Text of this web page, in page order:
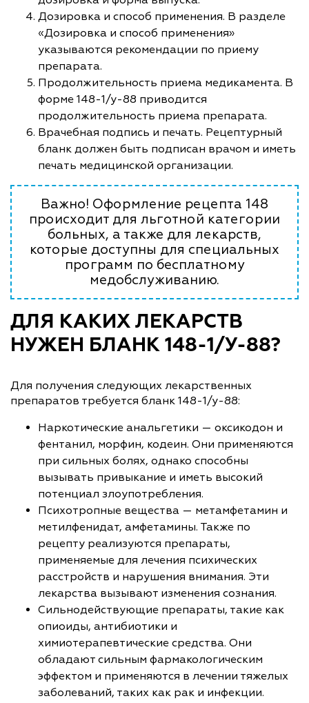
Дозировка и способ применения. В разделе
«Дозировка и способ применения»
указываются рекомендации по приему
препарата.
Продолжительность приема медикамента. В
форме 148-1/у-88 приводится
продолжительность приема препарата.
Врачебная подпись и печать. Рецептурный
бланк должен быть подписан врачом и иметь
печать медицинской организации.
Важно! Оформление рецепта 148
происходит для льготной категории
больных, а также для лекарств,
которые доступны для специальных
программ по бесплатному
медобслуживанию.
ДЛЯ КАКИХ ЛЕКАРСТВ
НУЖЕН БЛАНК 148-1/У-88?
Для получения следующих лекарственных
препаратов требуется бланк 148-1/у-88:
Наркотические анальгетики — оксикодон и
фентанил, морфин, кодеин. Они применяются
при сильных болях, однако способны
вызывать привыкание и иметь высокий
потенциал злоупотребления.
Психотропные вещества — метамфетамин и
метилфенидат, амфетамины. Также по
рецепту реализуются препараты,
применяемые для лечения психических
расстройств и нарушения внимания. Эти
лекарства вызывают изменения сознания.
Сильнодействующие препараты, такие как
опиоиды, антибиотики и
химиотерапевтические средства. Они
обладают сильным фармакологическим
эффектом и применяются в лечении тяжелых
заболеваний, таких как рак и инфекции.